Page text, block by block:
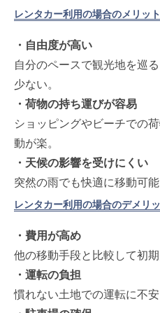
レンタカー利用の場合のメリット
・自由度が高い
自分のペースで観光地を巡
少ない。
・荷物の持ち運びが容易
ショッピングやビーチでの
動が楽。
・天候の影響を受けにくい
突然の雨でも快適に移動可能
レンタカー利用の場合のデメリ
・費用が高め
他の移動手段と比較して初期
・運転の負担
慣れない土地での運転に不安